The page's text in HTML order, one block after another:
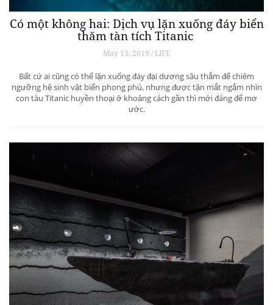
Có một không hai: Dịch vụ lặn xuống đáy biển
thăm tàn tích Titanic
May 13, 2019 / LIFE
Bất cứ ai cũng có thể lặn xuống đáy đại dương sâu thẳm để chiêm
ngưỡng hệ sinh vật biển phong phú, nhưng được tận mắt ngắm nhìn
con tàu Titanic huyền thoại ở khoảng cách gần thì mới đáng để mơ
ước.